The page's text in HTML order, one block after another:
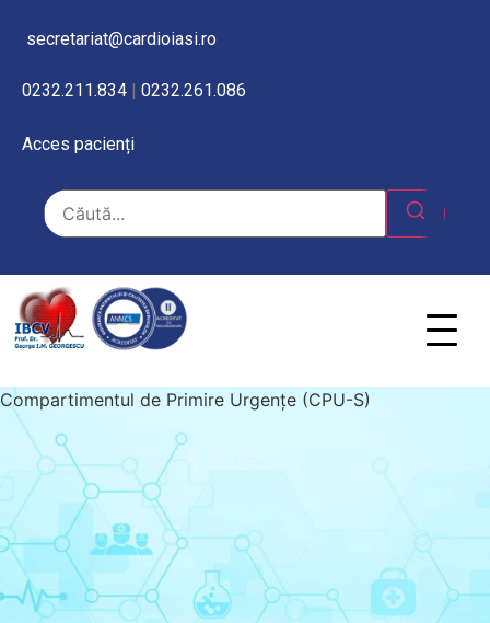
secretariat@cardioiasi.ro
0232.211.834 0232.261.086
Acces pacienți
Compartimentul de Primire Urgențe (CPU-S)